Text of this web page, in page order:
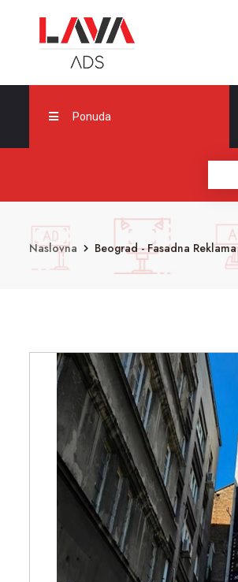
Ponuda
Naslovna Beograd - Fasadna